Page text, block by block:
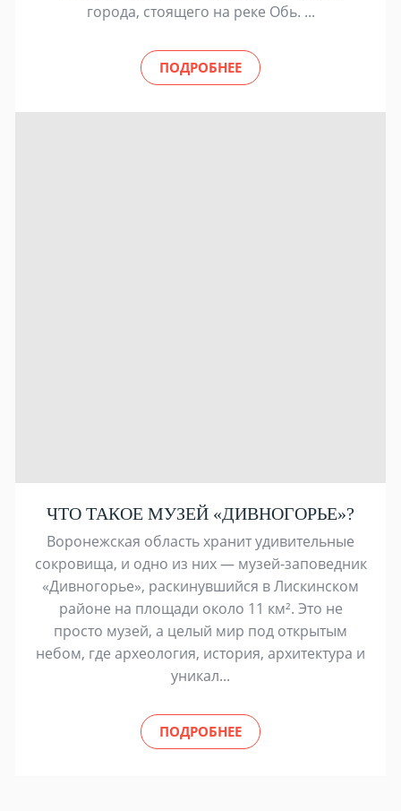
города, стоящего на реке Обь. ...
ПОДРОБНЕЕ
ЧТО ТАКОЕ МУЗЕЙ «ДИВНОГОРЬЕ»?
Воронежская область хранит удивительные
сокровища, и одно из них — музей-заповедник
«Дивногорье», раскинувшийся в Лискинском
районе на площади около 11 км². Это не
просто музей, а целый мир под открытым
небом, где археология, история, архитектура и
уникал...
ПОДРОБНЕЕ